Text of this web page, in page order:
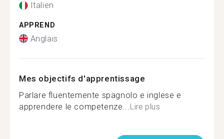
Italien
APPREND
Anglais
Mes objectifs d'apprentissage
Parlare fluentemente spagnolo e inglese e
apprendere le competenze... Lire plus